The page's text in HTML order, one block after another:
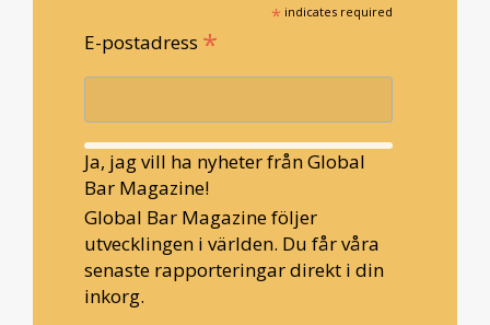
* indicates required
E-postadress *
Ja, jag vill ha nyheter från Global
Bar Magazine!
Global Bar Magazine följer
utvecklingen i världen. Du får våra
senaste rapporteringar direkt i din
inkorg.